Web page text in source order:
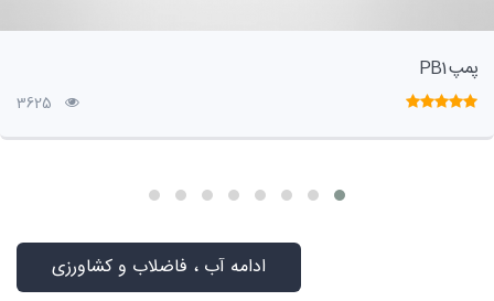
پمپ PB1
ادامه آب ، فاضلاب و کشاورزی